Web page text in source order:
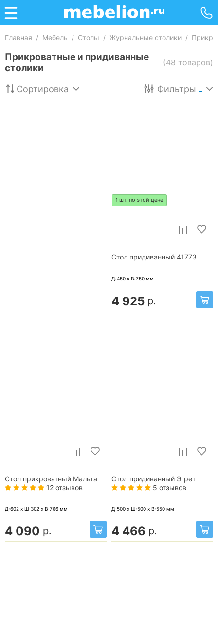
Главная / Мебель / Столы / Журнальные столики /
Прикроватные и придиванные
столики
(48 товаров)
Сортировка Фильтры
1 шт. по этой цене
Стол придиванный 41773
Д:450 x В:750 мм
4 925 р.
Стол прикроватный Мальта
12 отзывов
Д:602 x Ш:302 x В:766 мм
4 090 р.
Стол придиванный Эгрет
5 отзывов
Д:500 x Ш:500 x В:550 мм
4 466 р.